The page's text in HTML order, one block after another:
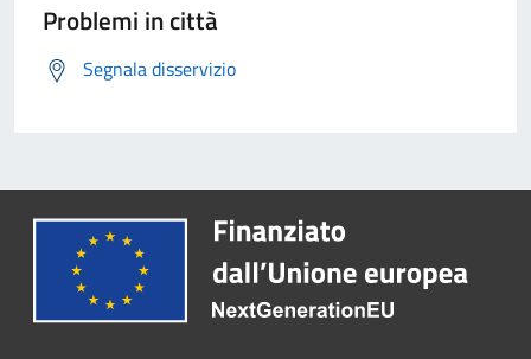
Problemi in città
Segnala disservizio